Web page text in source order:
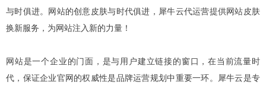
与时俱进。网站的创意皮肤与时代俱进，犀牛云代运营提供网站皮肤
换新服务，为网站注入新的力量！
网站是一个企业的门面，是与用户建立链接的窗口，在当前流量时
代，保证企业官网的权威性是品牌运营规划中重要一环。犀牛云是专